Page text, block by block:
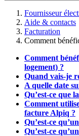
Fournisseur
Aide & contacts
Facturation
Comment
Comment
logement) ?
Quand vais-je
A quelle date
Qu’est-ce que
Comment
facture Alpiq ?
Qu’est-ce
Qu’est-ce